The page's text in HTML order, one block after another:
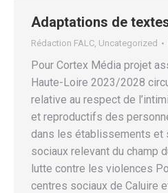
Adaptations de
Rédaction FALC, Uncategorized
Pour Cortex Média projet
Haute-Loire 2023/2028
relative au respect de
et reproductifs des
dans les établissements et
sociaux relevant du champ
lutte contre les violences
centres sociaux de Caluire